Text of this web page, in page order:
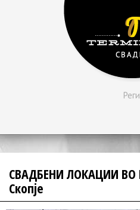
СВАДБЕНИ ЛОКАЦИИ
Скопје